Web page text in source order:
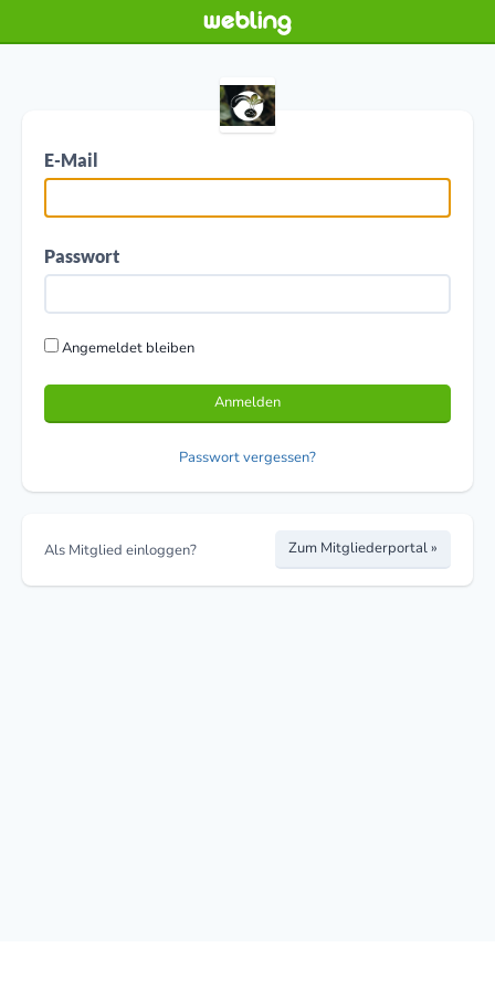
E-Mail
Passwort
Angemeldet bleiben
Anmelden
Passwort vergessen?
Als Mitglied einloggen? Zum Mitgliederportal »